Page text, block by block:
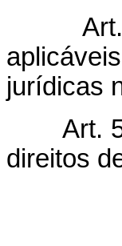
jurídicas
Art.
direitos